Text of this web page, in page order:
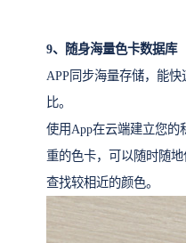
9、随身海量色卡数据库
APP同步海量存储，能
比。
使用App在云端建立您的
重的色卡，可以随时随
查找较相近的颜色。